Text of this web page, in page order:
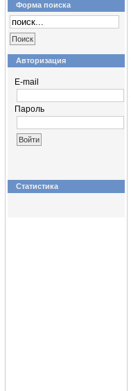
Форма поиска
Авторизация
E-mail
Пароль
Статистика